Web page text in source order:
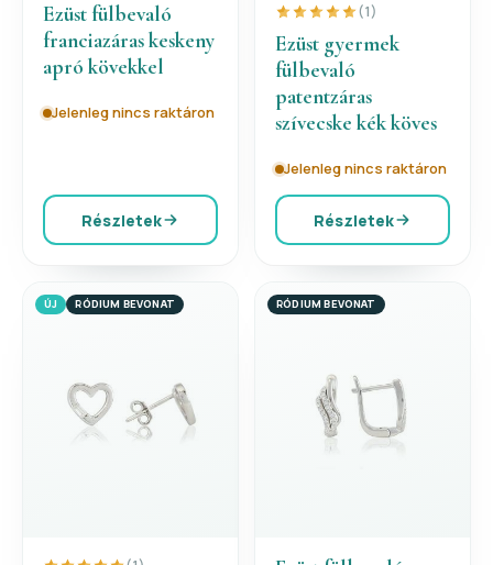
Ezüst fülbevaló
franciazáras keskeny
apró kövekkel
Jelenleg nincs raktáron
Részletek
(1)
Ezüst gyermek
fülbevaló
patentzáras
szívecske kék köves
Jelenleg nincs raktáron
Részletek
ÚJ RÓDIUM BEVONAT RÓDIUM BEVONAT